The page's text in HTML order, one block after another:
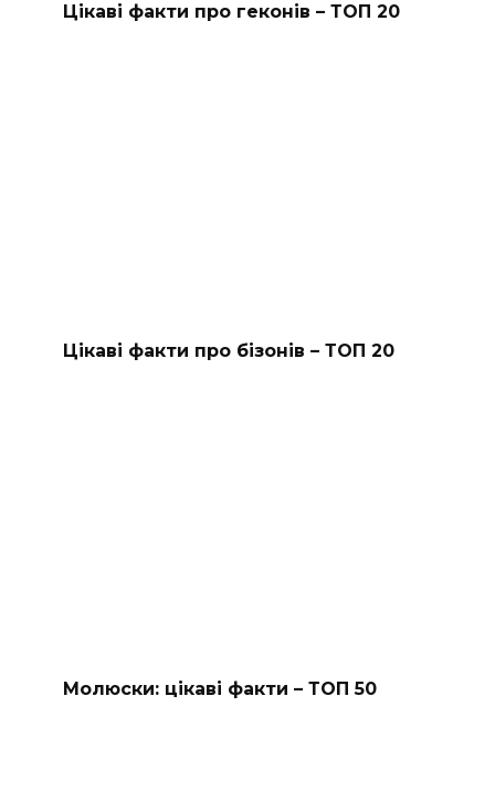
Цікаві факти про геконів – ТОП 20
Цікаві факти про бізонів – ТОП 20
Молюски: цікаві факти – ТОП 50